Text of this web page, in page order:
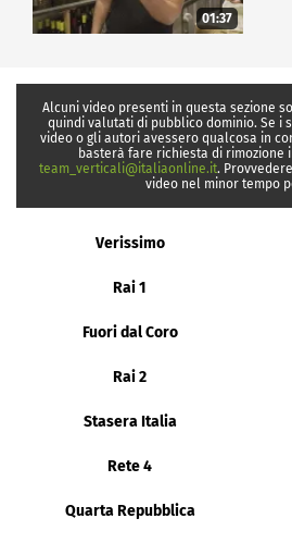
01:37
Alcuni video presenti in questa sezione
quindi valutati di pubblico dominio. Se i
video o gli autori avessero qualcosa in
basterà fare richiesta di rimozione
team_verticali@italiaonline.it.
video nel minor tempo
Verissimo
Rai 1
Fuori dal Coro
Rai 2
Stasera Italia
Rete 4
Quarta Repubblica